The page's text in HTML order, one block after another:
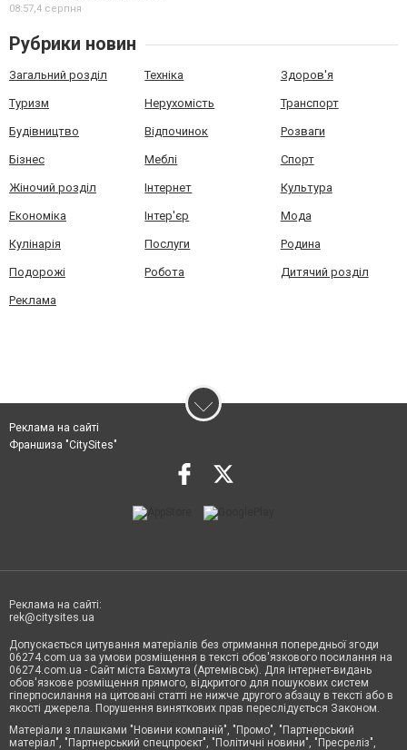
08:57,4 серпня
Рубрики новин
Загальний розділ Техніка Здоров'я
Туризм Нерухомість Транспорт
Будівництво Відпочинок Розваги
Бізнес Меблі Спорт
Жіночий розділ Інтернет Культура
Економіка Інтер'єр Мода
Кулінарія Послуги Родина
Подорожі Робота Дитячий розділ
Реклама
Реклама на сайті
Франшиза "CitySites"
Реклама на сайті:
rek@citysites.ua
Допускається цитування матеріалів без отримання попередньої згоди
06274.com.ua за умови розміщення в тексті обов'язкового посилання на
06274.com.ua - Сайт міста Бахмута (Артемівськ). Для інтернет-видань
обов'язкове розміщення прямого, відкритого для пошукових систем
гіперпосилання на цитовані статті не нижче другого абзацу в тексті або в
якості джерела. Порушення виняткових прав переслідується Законом.
Матеріали з плашками "Новини компаній", "Промо", "Партнерський
матеріал", "Партнерський спецпроєкт", "Політичні новини", "Пресреліз",